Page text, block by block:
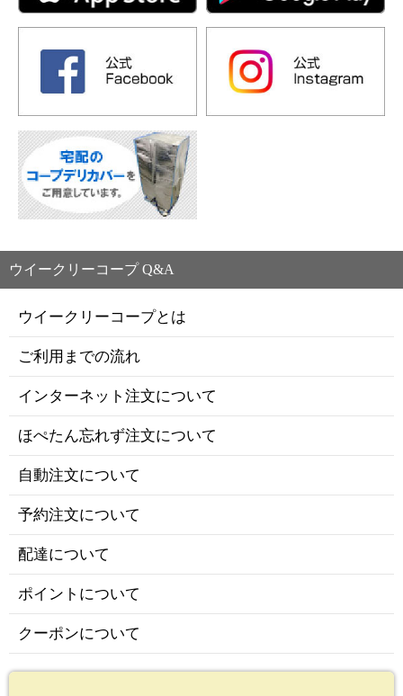
ウイークリーコープ Q&A
ウイークリーコープとは
ご利用までの流れ
インターネット注文について
ほぺたん忘れず注文について
自動注文について
予約注文について
配達について
ポイントについて
クーポンについて